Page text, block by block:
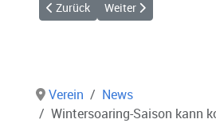
Vorheriger Beitrag:
Zurück Nächster Beitrag:
Weiter
Verein
News
Wintersoaring-Saison kann